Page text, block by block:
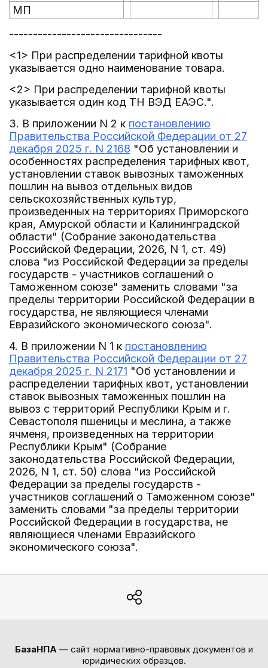
МП
--------------------------------
<1> При распределении тарифной квоты
указывается одно наименование товара.
<2> При распределении тарифной квоты
указывается один код ТН ВЭД ЕАЭС.".
3. В приложении N 2 к постановлению
Правительства Российской Федерации от 27
декабря 2025 г. N 2168 "Об установлении и
особенностях распределения тарифных квот,
установлении ставок вывозных таможенных
пошлин на вывоз отдельных видов
сельскохозяйственных культур,
произведенных на территориях Приморского
края, Амурской области и Калининградской
области" (Собрание законодательства
Российской Федерации, 2026, N 1, ст. 49)
слова "из Российской Федерации за пределы
государств - участников соглашений о
Таможенном союзе" заменить словами "за
пределы территории Российской Федерации в
государства, не являющиеся членами
Евразийского экономического союза".
4. В приложении N 1 к постановлению
Правительства Российской Федерации от 27
декабря 2025 г. N 2171 "Об установлении и
распределении тарифных квот, установлении
ставок вывозных таможенных пошлин на
вывоз с территорий Республики Крым и г.
Севастополя пшеницы и меслина, а также
ячменя, произведенных на территории
Республики Крым" (Собрание
законодательства Российской Федерации,
2026, N 1, ст. 50) слова "из Российской
Федерации за пределы государств -
участников соглашений о Таможенном союзе"
заменить словами "за пределы территории
Российской Федерации в государства, не
являющиеся членами Евразийского
экономического союза".
БазаНПА — сайт нормативно-правовых документов и
юридических образцов.